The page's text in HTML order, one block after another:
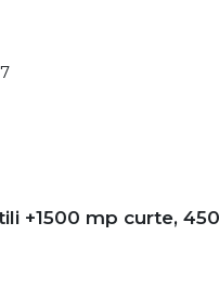
+1500 mp curte,